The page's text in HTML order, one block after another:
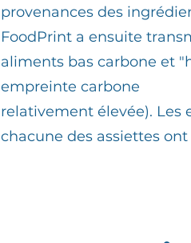
provenances des
FoodPrint a ensuite
aliments bas carbone et
empreinte carbone
relativement élevée).
chacune des assiettes